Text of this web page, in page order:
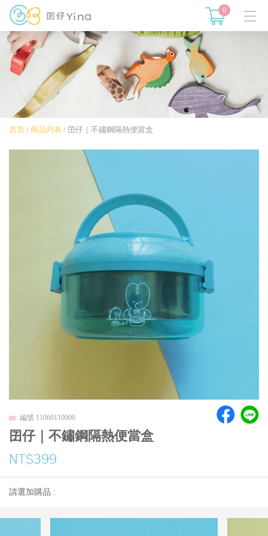
0
首頁 / 商品列表 / 囝仔｜不鏽鋼隔熱便當盒
編號 11060110000
囝仔｜不鏽鋼隔熱便當盒
NT$399
請選加購品 :